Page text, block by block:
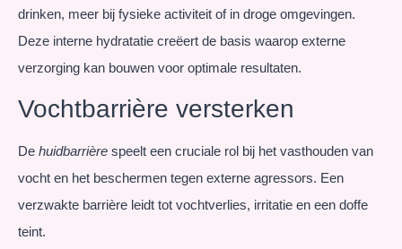
drinken, meer bij fysieke activiteit of in droge omgevingen.
Deze interne hydratatie creëert de basis waarop externe
verzorging kan bouwen voor optimale resultaten.
Vochtbarrière versterken
De huidbarrière speelt een cruciale rol bij het vasthouden van
vocht en het beschermen tegen externe agressors. Een
verzwakte barrière leidt tot vochtverlies, irritatie en een doffe
teint.